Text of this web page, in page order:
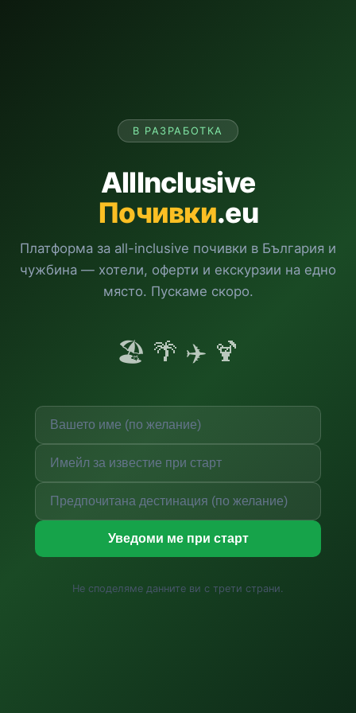
В РАЗРАБОТКА
AllInclusive
Почивки.eu
Платформа за all-inclusive почивки в България и
чужбина — хотели, оферти и екскурзии на едно
място. Пускаме скоро.
🏖️ 🌴 ✈️ 🍹
Уведоми ме при старт
Не споделяме данните ви с трети страни.